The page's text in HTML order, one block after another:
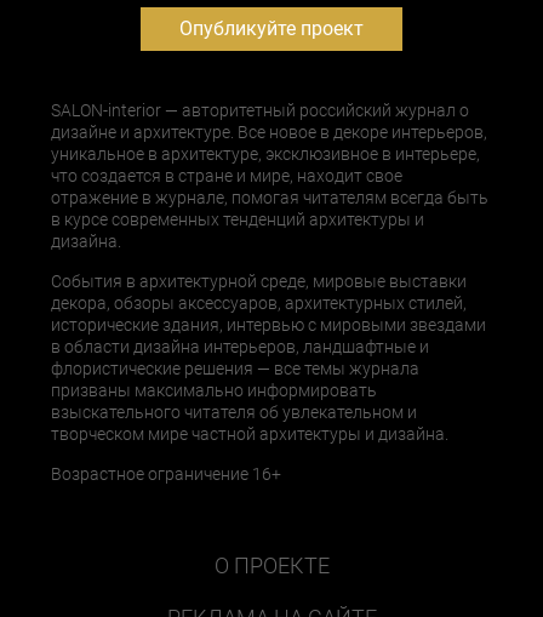
Опубликуйте проект
SALON-interior — авторитетный российский журнал о
дизайне и архитектуре. Все новое в декоре интерьеров,
уникальное в архитектуре, эксклюзивное в интерьере,
что создается в стране и мире, находит свое
отражение в журнале, помогая читателям всегда быть
в курсе современных тенденций архитектуры и
дизайна.
События в архитектурной среде, мировые выставки
декора, обзоры аксессуаров, архитектурных стилей,
исторические здания, интервью с мировыми звездами
в области дизайна интерьеров, ландшафтные и
флористические решения — все темы журнала
призваны максимально информировать
взыскательного читателя об увлекательном и
творческом мире частной архитектуры и дизайна.
Возрастное ограничение 16+
О ПРОЕКТЕ